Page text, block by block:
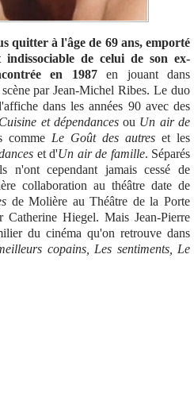
quitter à l'âge de 69 ans, emporté
de celui de son ex-
en 1987 en jouant dans
par Jean-Michel Ribes. Le duo
dans les années 90 avec des
Cuisine et dépendancesou Un air de
comme Le Goût des autres et les
et d'Un air de famille. Séparés
n'ont cependant jamais cessé de
collaboration au théâtre date de
de Molière au Théâtre de la Porte
Catherine Hiegel. Mais Jean-Pierre
du cinéma qu'on retrouve dans
copains, Les sentiments, Le